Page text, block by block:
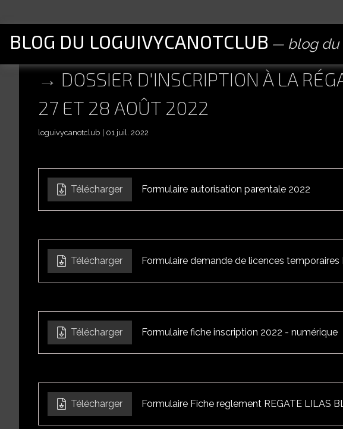
BLOG DU LOGUIVYCANOTCLUB blog du
DOSSIER D'INSCRIPTION À LA
27 ET 28 AOÛT 2022
loguivycanotclub 01 juil. 2022
Télécharger Formulaire autorisation parentale 2022
Télécharger Formulaire demande de licences temporaires
Télécharger Formulaire fiche inscription 2022 - numérique
Télécharger Formulaire Fiche reglement REGATE LILAS